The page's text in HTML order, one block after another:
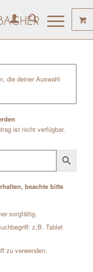
die deiner Auswahl
ist nicht verfügbar.
beachte bitte
sorgfältig.
z.B. Tablet
zu verwenden.